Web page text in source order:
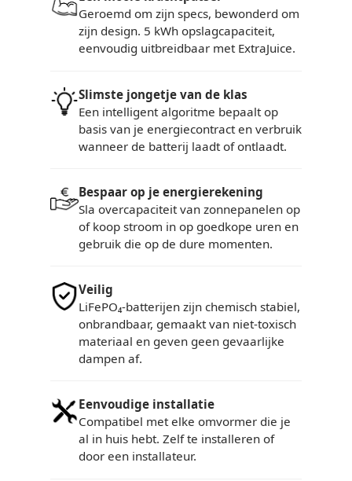
Geroemd om zijn specs, bewonderd om
zijn design. 5 kWh opslagcapaciteit,
eenvoudig uitbreidbaar met ExtraJuice.
Slimste jongetje van de klas
Een intelligent algoritme bepaalt op
basis van je energiecontract en verbruik
wanneer de batterij laadt of ontlaadt.
Bespaar op je energierekening
Sla overcapaciteit van zonnepanelen op
of koop stroom in op goedkope uren en
gebruik die op de dure momenten.
Veilig
LiFePO₄-batterijen zijn chemisch stabiel,
onbrandbaar, gemaakt van niet-toxisch
materiaal en geven geen gevaarlijke
dampen af.
Eenvoudige installatie
Compatibel met elke omvormer die je
al in huis hebt. Zelf te installeren of
door een installateur.